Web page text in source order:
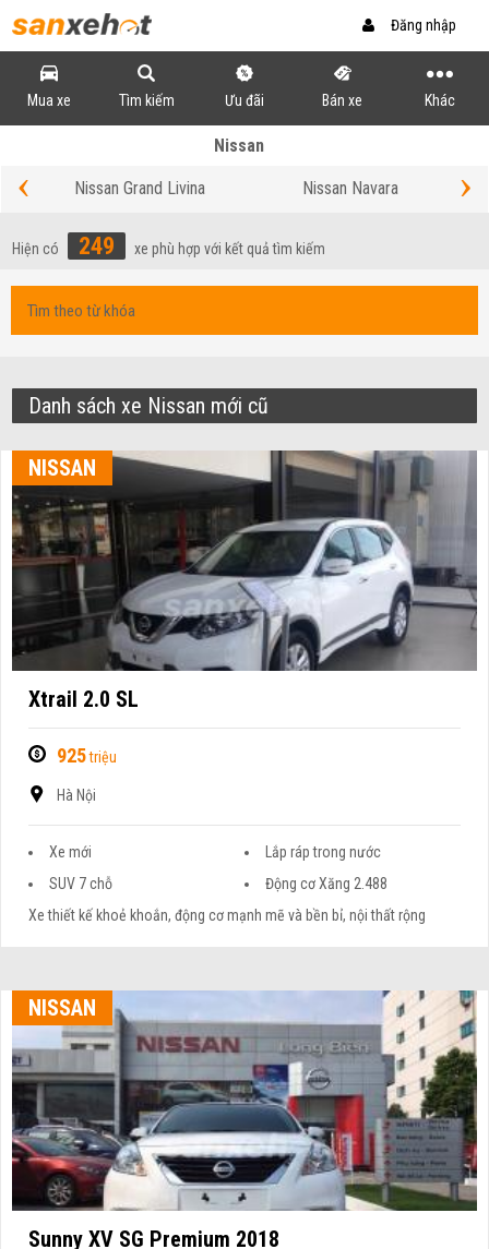
Đăng nhập
Mua xe Tìm kiếm Ưu đãi Bán xe Khác
Nissan
Nissan Grand Livina Nissan Navara
‹ ›
Hiện có 249 xe phù hợp với kết quả tìm kiếm
Danh sách xe Nissan mới cũ
NISSAN
Xtrail 2.0 SL
925triệu
Hà Nội
Xe mới
Lắp ráp trong nước
SUV 7 chỗ
Động cơ Xăng 2.488
Xe thiết kế khoẻ khoắn, động cơ mạnh mẽ và bền bỉ, nội thất rộng
NISSAN
Sunny XV SG Premium 2018